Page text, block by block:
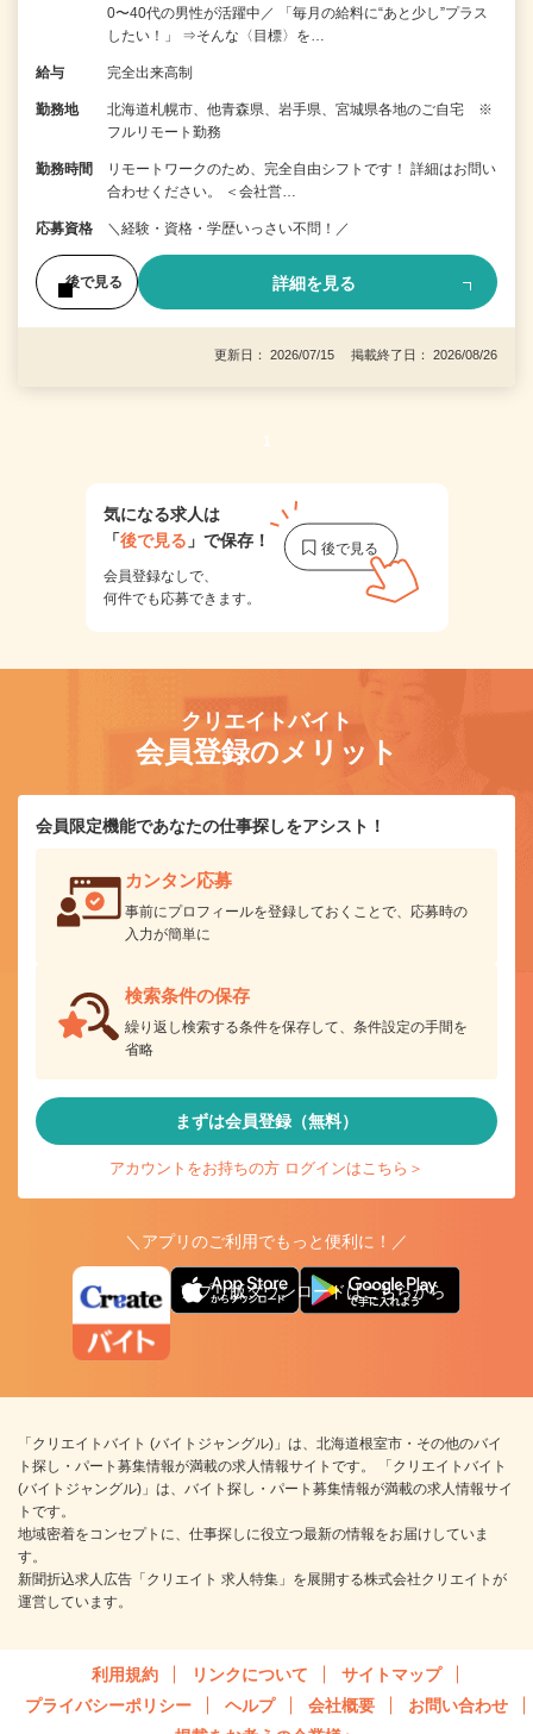
0〜40代の男性が活躍中／ 「毎月の給料に“あと少し”プラス
したい！」 ⇒そんな〈目標〉を…
給与 完全出来高制
勤務地
北海道札幌市、他青森県、岩手県、宮城県各地のご自宅 ※
フルリモート勤務
勤務時間
リモートワークのため、完全自由シフトです！ 詳細はお問い
合わせください。 ＜会社営…
応募資格 ＼経験・資格・学歴いっさい不問！／
後で見る 詳細を見る
更新日： 2026/07/15 掲載終了日： 2026/08/26
1
気になる求人は
「後で見る 」で保存！
会員登録なしで、
何件でも応募できます。
クリエイトバイト
会員登録のメリット
会員限定機能であなたの仕事探しをアシスト！
カンタン応募
事前にプロフィールを登録しておくことで、応募時の
入力が簡単に
検索条件の保存
繰り返し検索する条件を保存して、条件設定の手間を
省略
まずは会員登録（無料）
アカウントをお持ちの方 ログインはこちら＞
＼アプリのご利用でもっと便利に！／
アプリ版ダウンロードはこちらから
「クリエイトバイト (バイトジャングル)」は、北海道根室市・その他のバイ
ト探し・パート募集情報が満載の求人情報サイトです。 「クリエイトバイト
(バイトジャングル)」は、バイト探し・パート募集情報が満載の求人情報サイ
トです。
地域密着をコンセプトに、仕事探しに役立つ最新の情報をお届けしていま
す。
新聞折込求人広告「クリエイト 求人特集」を展開する株式会社クリエイトが
運営しています。
利用規約 リンクについて
サイトマップ
プライバシーポリシー
ヘルプ 会社概要
お問い合わせ